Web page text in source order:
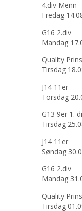
4.div Menn
Fredag
G16 2.div
Mandag
Quality
Tirsdag
J14 11er
Torsdag
G13 9er 1.
Tirsdag
J14 11er
Søndag
G16 2.div
Mandag
Quality
Tirsdag